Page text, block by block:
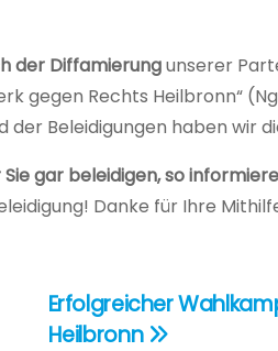
der Diffamierungunserer
gegen Rechts Heilbronn“
Beleidigungen haben wir
gar beleidigen, so
Danke für Ihre
Erfolgreicher
Heilbronn